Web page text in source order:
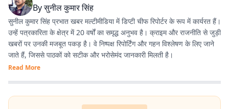
Byसुनील कुमार सिंह
सुनील कुमार सिंह प्रभात खबर मल्टीमीडिया में डिप्टी चीफ रिपोर्टर के रूप में कार्यरत हैं।
उन्हें पत्रकारिता के क्षेत्र में 20 वर्षों का समृद्ध अनुभव है। क्राइम और राजनीति से जुड़ी
खबरों पर उनकी मजबूत पकड़ है। वे निष्पक्ष रिपोर्टिंग और गहन विश्लेषण के लिए जाने
जाते हैं, जिससे पाठकों को सटीक और भरोसेमंद जानकारी मिलती है।
Read More